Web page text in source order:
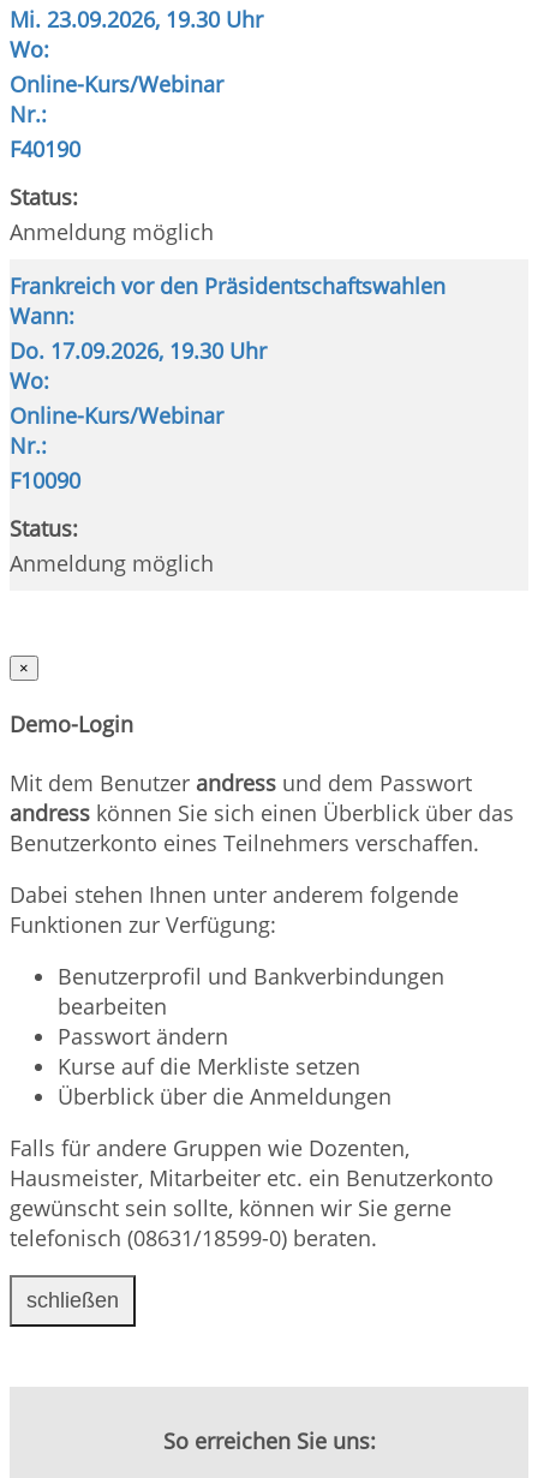
Mi. 23.09.2026, 19.30 Uhr
Wo:
Online-Kurs/Webinar
Nr.:
F40190
Status:
Anmeldung möglich
Frankreich vor den Präsidentschaftswahlen
Wann:
Do. 17.09.2026, 19.30 Uhr
Wo:
Online-Kurs/Webinar
Nr.:
F10090
Status:
Anmeldung möglich
×
Demo-Login
Mit dem Benutzer andress und dem Passwort
andress können Sie sich einen Überblick über das
Benutzerkonto eines Teilnehmers verschaffen.
Dabei stehen Ihnen unter anderem folgende
Funktionen zur Verfügung:
Benutzerprofil und Bankverbindungen
bearbeiten
Passwort ändern
Kurse auf die Merkliste setzen
Überblick über die Anmeldungen
Falls für andere Gruppen wie Dozenten,
Hausmeister, Mitarbeiter etc. ein Benutzerkonto
gewünscht sein sollte, können wir Sie gerne
telefonisch (08631/18599-0) beraten.
schließen
So erreichen Sie uns: